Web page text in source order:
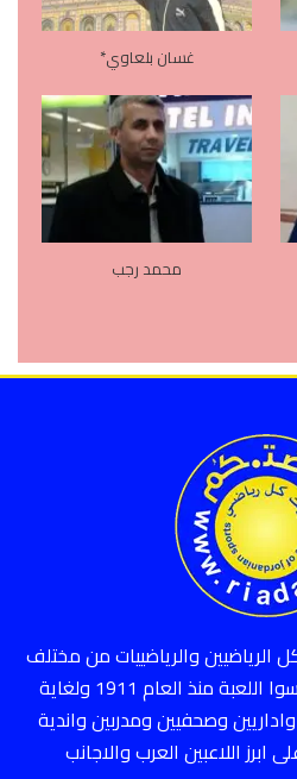
غسان بلعاوي*
محمد رجب
والرياضييات من مختلف
الاعمار والألعاب ممن مارسوا اللعبة منذ العام 1911 ولغاية
وصحفيين ومدربين واندية
ابرز اللاعبين العرب والاجانب